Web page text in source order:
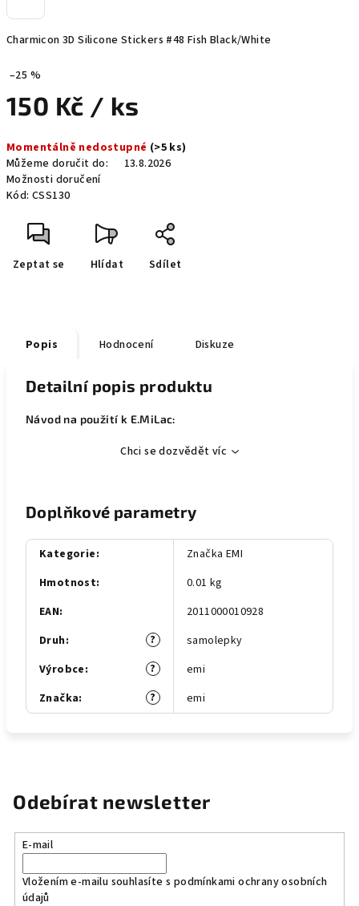
Charmicon 3D Silicone Stickers #48 Fish Black/White
–25 %
150 Kč / ks
cena:
Momentálně nedostupné (>5 ks)
Můžeme doručit do:
13.8.2026
Možnosti doručení
Kód: CSS130
Zeptat se Hlídat Sdílet
Popis Hodnocení Diskuze
Detailní popis produktu
Návod na použití k E.MiLac:
Chci se dozvědět víc
Doplňkové parametry
Kategorie:
Značka EMI
Hmotnost:
0.01 kg
EAN:
2011000010928
?
Druh:
samolepky
?
Výrobce:
emi
?
Značka: emi
Odebírat newsletter
E-mail
Vložením e-mailu souhlasíte s podmínkami ochrany osobních
údajů